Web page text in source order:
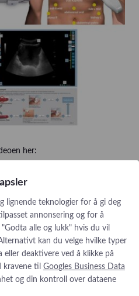
her:
lignende teknologier for å gi deg
annonsering og for å
alle og lukk" hvis du vil
kan du velge hvilke typer
eller deaktivere ved å klikke på
kravene til Googles Business Data
og din kontroll over dataene